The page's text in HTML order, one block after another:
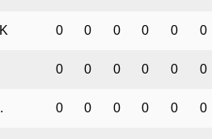
0 0 0 0 0 0
0 0 0 0 0 0
0 0 0 0 0 0